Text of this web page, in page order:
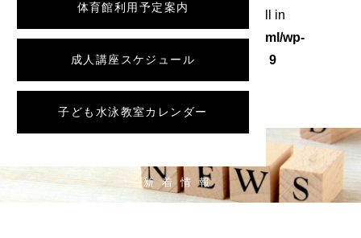
体育館利用予定案内
成人講座スケジュール
子ども水泳教室カレンダー
: Attempt to read property "slug" on null in
/home/wordstock/numasupo.com/public_html/wp-
content/themes/numaspo/single.php
9
新着情報